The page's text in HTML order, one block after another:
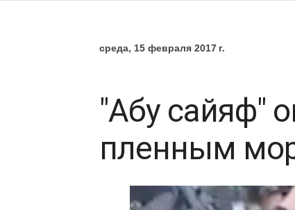
среда, 15 февраля 2017 г.
"Абу сайяф"
пленным